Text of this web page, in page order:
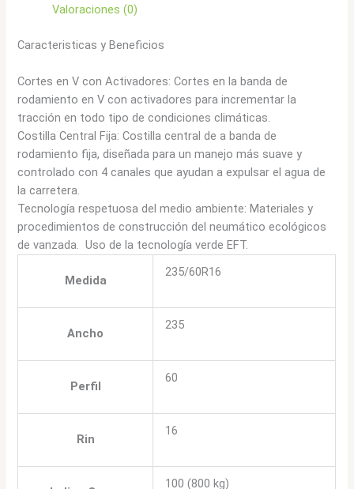
Valoraciones (0)
Caracteristicas y Beneficios
Cortes en V con Activadores: Cortes en la banda de
rodamiento en V con activadores para incrementar la
tracción en todo tipo de condiciones climáticas.
Costilla Central Fija: Costilla central de a banda de
rodamiento fija, diseñada para un manejo más suave y
controlado con 4 canales que ayudan a expulsar el agua de
la carretera.
Tecnología respetuosa del medio ambiente: Materiales y
procedimientos de construcción del neumático ecológicos
de vanzada. Uso de la tecnología verde EFT.
Medida
235/60R16
Ancho
235
Perfil
60
Rin
16
100 (800 kg)